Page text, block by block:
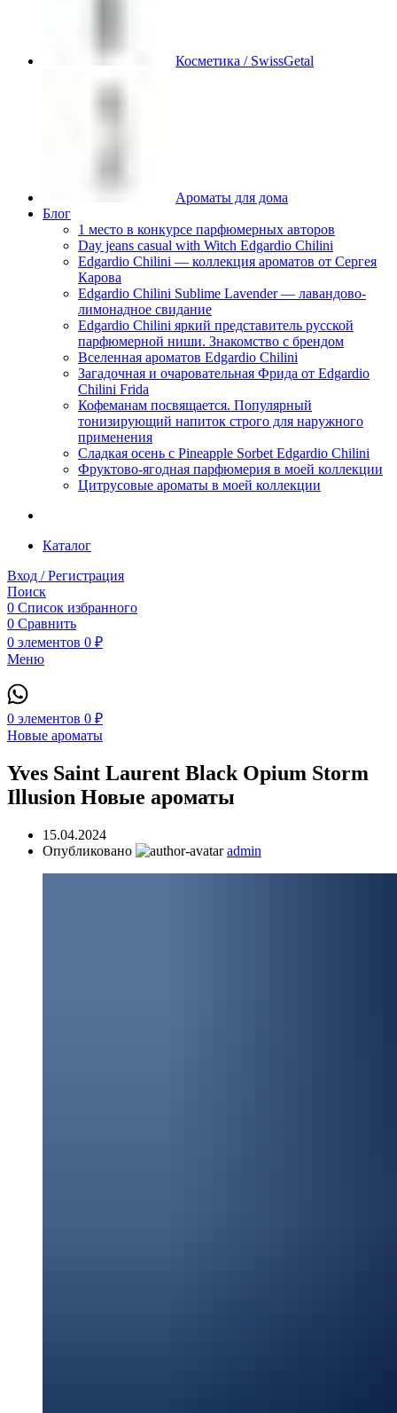
Косметика / SwissGetal
Ароматы для дома
Блог
1 место в конкурсе парфюмерных авторов
Day jeans casual with Witch Edgardio Chilini
Edgardio Chilini — коллекция ароматов от Сергея
Карова
Edgardio Chilini Sublime Lavender — лавандово-
лимонадное свидание
Edgardio Chilini яркий представитель русской
парфюмерной ниши. Знакомство с брендом
Вселенная ароматов Edgardio Chilini
Загадочная и очаровательная Фрида от Edgardio
Chilini Frida
Кофеманам посвящается. Популярный
тонизирующий напиток строго для наружного
применения
Сладкая осень с Pineapple Sorbet Edgardio Chilini
Фруктово-ягодная парфюмерия в моей коллекции
​Цитрусовые ароматы в моей коллекции
Каталог
Вход / Регистрация
Поиск
0 Список избранного
0 Сравнить
0 элементов 0 ₽
Меню
0 элементов 0 ₽
Новые ароматы
Yves Saint Laurent Black Opium Storm
Illusion Новые ароматы
15.04.2024
Опубликовано
admin